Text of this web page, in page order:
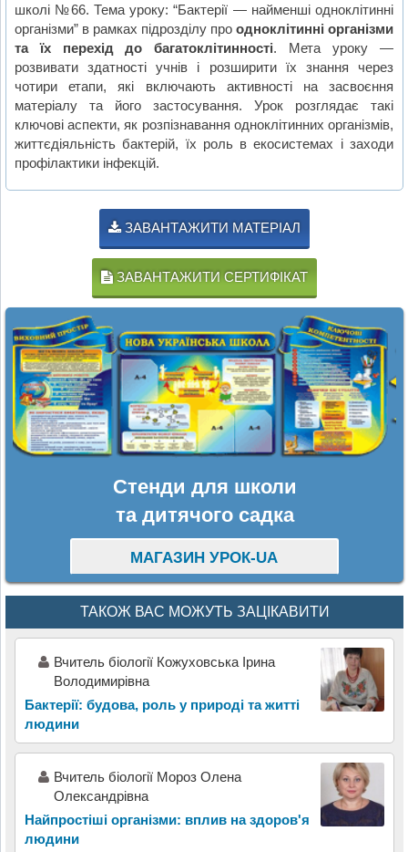
школі №66. Тема уроку: “Бактерії — найменші одноклітинні
організми” в рамках підрозділу проодноклітинні організми
та їх перехід до багатоклітинності. Мета уроку —
розвивати здатності учнів і розширити їх знання через
чотири етапи, які включають активності на засвоєння
матеріалу та його застосування. Урок розглядає такі
ключові аспекти, як розпізнавання одноклітинних організмів,
життєдіяльність бактерій, їх роль в екосистемах і заходи
профілактики інфекцій.
ЗАВАНТАЖИТИ МАТЕРІАЛ
ЗАВАНТАЖИТИ СЕРТИФІКАТ
Стенди для школи
та дитячого садка
МАГАЗИН УРОК-UA
ТАКОЖ ВАС МОЖУТЬ ЗАЦІКАВИТИ
Вчитель біології Кожуховська Ірина
Володимирівна
Бактерії: будова, роль у природі та житті
людини
Вчитель біології Мороз Олена
Олександрівна
Найпростіші організми: вплив на здоров'я
людини